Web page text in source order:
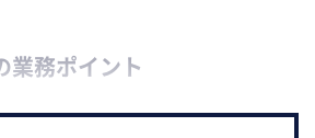
務ポイント